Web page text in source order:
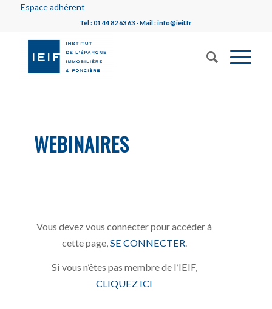
Espace adhérent
Tél : 01 44 82 63 63 - Mail : info@ieif.fr
WEBINAIRES
Vous devez vous connecter pour accéder à
cette page, SE CONNECTER
Si vous n’êtes pas membre de l’IEIF,
CLIQUEZ ICI